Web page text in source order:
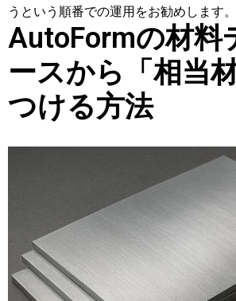
うという順番での運用をお勧めします。
AutoFormの材料
ースから「相当
つける方法